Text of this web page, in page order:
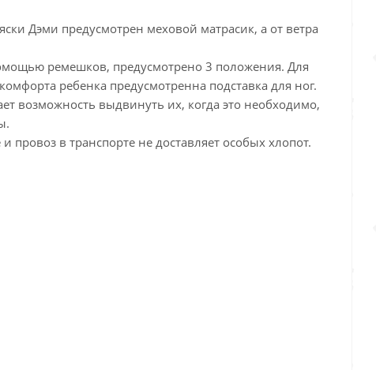
Дэми предусмотрен меховой матрасик, а от ветра
ремешков, предусмотрено 3 положения. Для
ребенка предусмотренна подставка для ног.
возможность выдвинуть их, когда это необходимо,
в транспорте не доставляет особых хлопот.